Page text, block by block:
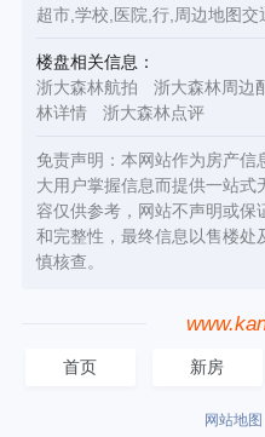
超市,学校,医院,行,周边地图交
楼盘相关信息：
浙大森林航拍
浙大森林周边
林详情
浙大森林点评
免责声明：本网站作为房产
大用户掌握信息而提供一站式
容仅供参考，网站不声明或保
和完整性，最终信息以售楼处
慎核查。
首页 新房
网站地图